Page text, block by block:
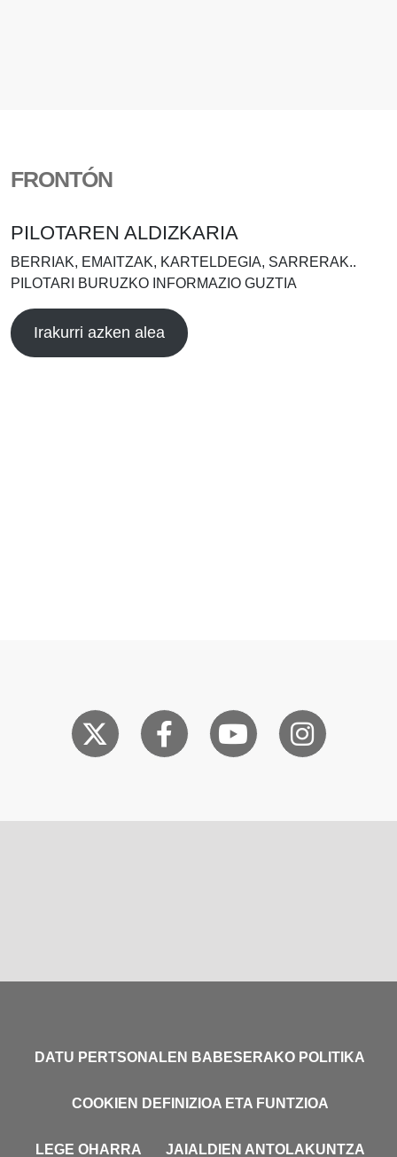
FRONTÓN
PILOTAREN ALDIZKARIA
BERRIAK, EMAITZAK, KARTELDEGIA, SARRERAK..
PILOTARI BURUZKO INFORMAZIO GUZTIA
Irakurri azken alea
DATU PERTSONALEN BABESERAKO POLITIKA
COOKIEN DEFINIZIOA ETA FUNTZIOA
LEGE OHARRA JAIALDIEN ANTOLAKUNTZA